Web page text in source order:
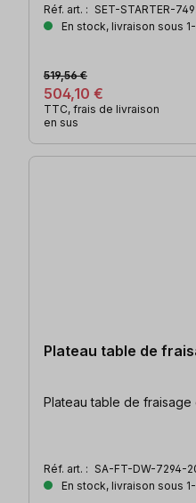
Réf. art. : SET-STARTER-
En stock, livraison sous
504,10 €
519,56 €
TTC, frais de livraison
en sus
Plateau table de
Plateau table de
Réf. art. : SA-FT-DW-7294-
En stock, livraison sous